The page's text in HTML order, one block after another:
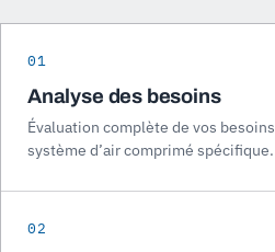
01
Analyse des besoins
Évaluation complète de vos
système d’air comprimé spécifique.
02